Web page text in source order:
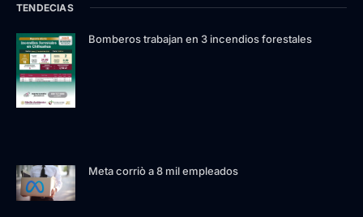
TENDECIAS
Bomberos trabajan en 3 incendios forestales
Meta corriò a 8 mil empleados